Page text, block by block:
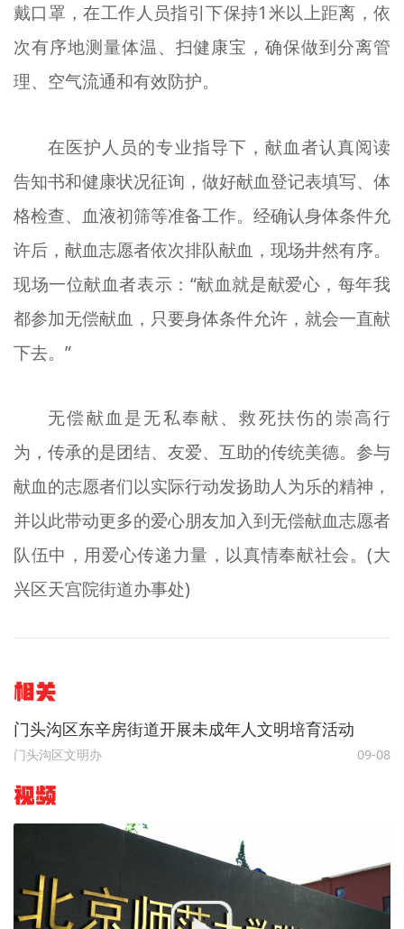
戴口罩，在工作人员指引下保持1米以上距离，依
次有序地测量体温、扫健康宝，确保做到分离管
理、空气流通和有效防护。
在医护人员的专业指导下，献血者认真阅读
告知书和健康状况征询，做好献血登记表填写、体
格检查、血液初筛等准备工作。经确认身体条件允
许后，献血志愿者依次排队献血，现场井然有序。
现场一位献血者表示：“献血就是献爱心，每年我
都参加无偿献血，只要身体条件允许，就会一直献
下去。”
无偿献血是无私奉献、救死扶伤的崇高行
为，传承的是团结、友爱、互助的传统美德。参与
献血的志愿者们以实际行动发扬助人为乐的精神，
并以此带动更多的爱心朋友加入到无偿献血志愿者
队伍中，用爱心传递力量，以真情奉献社会。(大
兴区天宫院街道办事处)
相关
门头沟区东辛房街道开展未成年人文明培育活动
门头沟区文明办 09-08
视频